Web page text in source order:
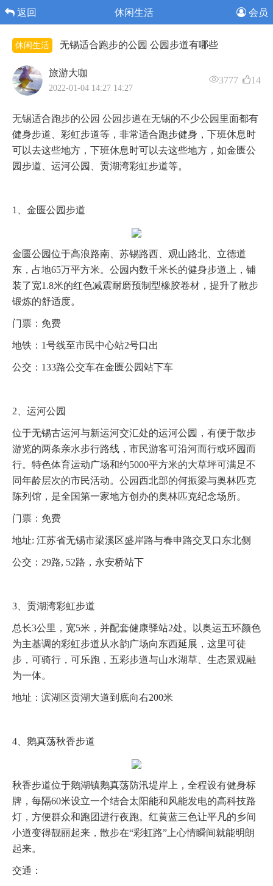
返回 休闲生活 会员
休闲生活 无锡适合跑步的公园 公园步道有哪些
旅游大咖
2022-01-04 14:27 14:27
3777 14
无锡适合跑步的公园 公园步道在无锡的不少公园里面都有
健身步道、彩虹步道等，非常适合跑步健身，下班休息时
可以去这些地方，下班休息时可以去这些地方，如金匮公
园步道、运河公园、贡湖湾彩虹步道等。
1、金匮公园步道
金匮公园位于高浪路南、苏锡路西、观山路北、立德道
东，占地65万平方米。公园内数千米长的健身步道上，铺
装了宽1.8米的红色减震耐磨预制型橡胶卷材，提升了散步
锻炼的舒适度。
门票：免费
地铁：1号线至市民中心站2号口出
公交：133路公交车在金匮公园站下车
2、运河公园
位于无锡古运河与新运河交汇处的运河公园，有便于散步
游览的两条亲水步行路线，市民游客可沿河而行或环园而
行。特色体育运动广场和约5000平方米的大草坪可满足不
同年龄层次的市民活动。公园西北部的何振梁与奥林匹克
陈列馆，是全国第一家地方创办的奥林匹克纪念场所。
门票：免费
地址: 江苏省无锡市梁溪区盛岸路与春申路交叉口东北侧
公交：29路, 52路，永安桥站下
3、贡湖湾彩虹步道
总长3公里，宽5米，并配套健康驿站2处。以奥运五环颜色
为主基调的彩虹步道从水韵广场向东西延展，这里可徒
步，可骑行，可乐跑，五彩步道与山水湖草、生态景观融
为一体。
地址：滨湖区贡湖大道到底向右200米
4、鹅真荡秋香步道
秋香步道位于鹅湖镇鹅真荡防汛堤岸上，全程设有健身标
牌，每隔60米设立一个结合太阳能和风能发电的高科技路
灯，方便群众和跑团进行夜跑。红黄蓝三色让平凡的乡间
小道变得靓丽起来，散步在“彩虹路”上心情瞬间就能明朗
起来。
交通：